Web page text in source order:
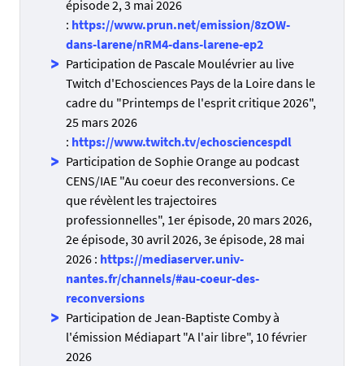
épisode 2, 3 mai 2026
: https://www.prun.net/emission/8zOW-
dans-larene/nRM4-dans-larene-ep2
Participation de Pascale Moulévrier au live
Twitch d'Echosciences Pays de la Loire dans le
cadre du "Printemps de l'esprit critique 2026",
25 mars 2026
: https://www.twitch.tv/echosciencespdl
Participation de Sophie Orange au podcast
CENS/IAE "Au coeur des reconversions. Ce
que révèlent les trajectoires
professionnelles", 1er épisode, 20 mars 2026,
2e épisode, 30 avril 2026, 3e épisode, 28 mai
2026 : https://mediaserver.univ-
nantes.fr/channels/#au-coeur-des-
reconversions
Participation de Jean-Baptiste Comby à
l'émission Médiapart "A l'air libre", 10 février
2026